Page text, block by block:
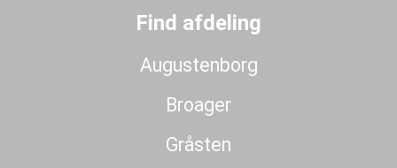
Find afdeling
Augustenborg
Broager
Gråsten